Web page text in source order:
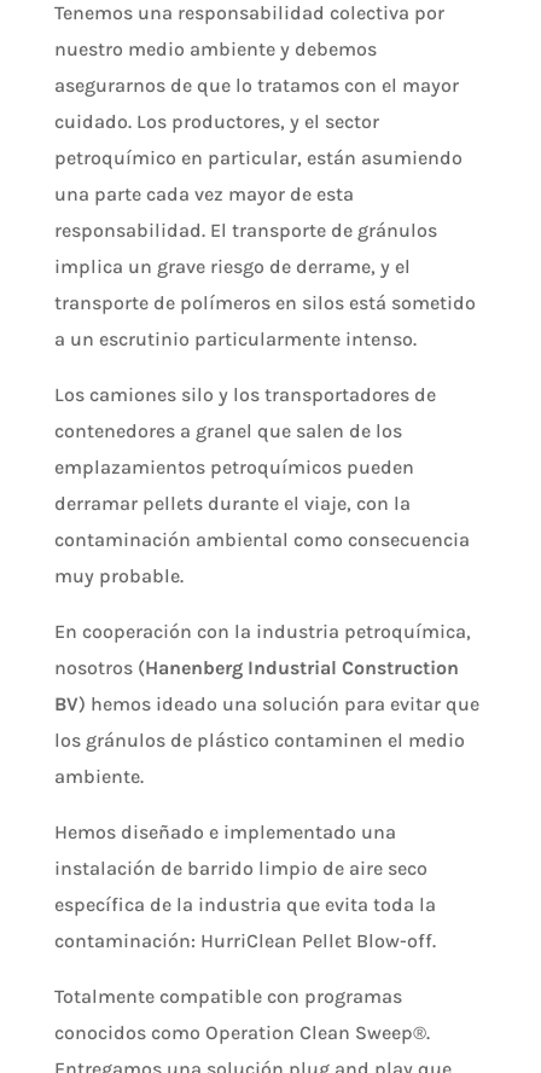
Tenemos una responsabilidad colectiva por
nuestro medio ambiente y debemos
asegurarnos de que lo tratamos con el mayor
cuidado. Los productores, y el sector
petroquímico en particular, están asumiendo
una parte cada vez mayor de esta
responsabilidad. El transporte de gránulos
implica un grave riesgo de derrame, y el
transporte de polímeros en silos está sometido
a un escrutinio particularmente intenso.
Los camiones silo y los transportadores de
contenedores a granel que salen de los
emplazamientos petroquímicos pueden
derramar pellets durante el viaje, con la
contaminación ambiental como consecuencia
muy probable.
En cooperación con la industria petroquímica,
nosotros (Hanenberg Industrial Construction
BV) hemos ideado una solución para evitar que
los gránulos de plástico contaminen el medio
ambiente.
Hemos diseñado e implementado una
instalación de barrido limpio de aire seco
específica de la industria que evita toda la
contaminación: HurriClean Pellet Blow-off.
Totalmente compatible con programas
conocidos como Operation Clean Sweep®.